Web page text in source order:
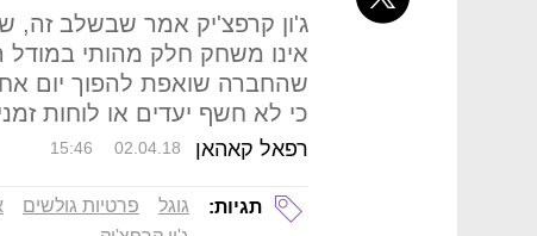
ג'ון קרפצ'יק אמר שבשלב זה,
אינו משחק חלק מהותי במודל
שהחברה שואפת להפוך יום
כי לא חשף יעדים או לוחות
רפאל קאהאן 15:46 02.04.18
תגיות: גוגל פרטיות גולשים